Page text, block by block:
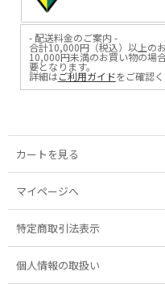
- 配送料金のご案内 -
合計10,000円（税込）以上の
10,000円未満のお買い物の場
要となります。
詳細はご利用ガイドをご確認く
カートを見る
マイページへ
特定商取引法表示
個人情報の取扱い